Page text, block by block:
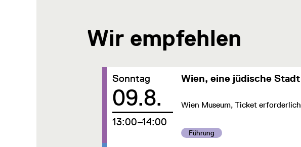
Wir empfehlen
Wien, eine jüdische Stadt
Wien Museum, Ticket erforderlich
Kategorie:
Führung
Datum:
09.8.
Sonntag
um
13:00–14:00